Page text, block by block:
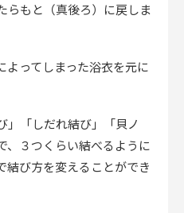
らもと（真後ろ）に戻しま
よってしまった浴衣を元に
」「しだれ結び」「貝ノ
、３つくらい結べるように
結び方を変えることができ